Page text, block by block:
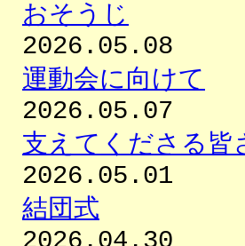
おそうじ
2026.05.08
運動会に向けて
2026.05.07
支えてくださる皆
2026.05.01
結団式